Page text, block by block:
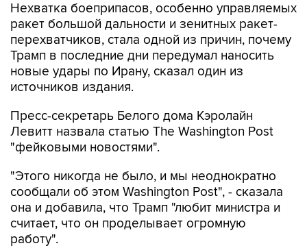
Нехватка боеприпасов, особенно управляемых
ракет большой дальности и зенитных ракет-
перехватчиков, стала одной из причин, почему
Трамп в последние дни передумал наносить
новые удары по Ирану, сказал один из
источников издания.
Пресс-секретарь Белого дома Кэролайн
Левитт назвала статью The Washington Post
"фейковыми новостями".
"Этого никогда не было, и мы неоднократно
сообщали об этом Washington Post", - сказала
она и добавила, что Трамп "любит министра и
считает, что он проделывает огромную
работу".